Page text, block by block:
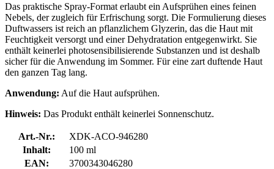
Das praktische Spray-Format erlaubt ein Aufsprühen eines feinen
Nebels, der zugleich für Erfrischung sorgt. Die Formulierung dieses
Duftwassers ist reich an pflanzlichem Glyzerin, das die Haut mit
Feuchtigkeit versorgt und einer Dehydratation entgegenwirkt. Sie
enthält keinerlei photosensibilisierende Substanzen und ist deshalb
sicher für die Anwendung im Sommer. Für eine zart duftende Haut
den ganzen Tag lang.
Anwendung: Auf die Haut aufsprühen.
Hinweis: Das Produkt enthält keinerlei Sonnenschutz.
Art.-Nr.:
XDK-ACO-946280
Inhalt:
100 ml
EAN:
3700343046280